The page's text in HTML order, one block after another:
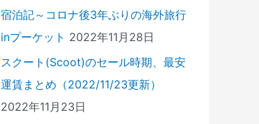
宿泊記～コロナ後3年ぶりの海外旅行
inプーケット 2022年11月28日
スクート(Scoot)のセール時期、最安
運賃まとめ（2022/11/23更新）
2022年11月23日